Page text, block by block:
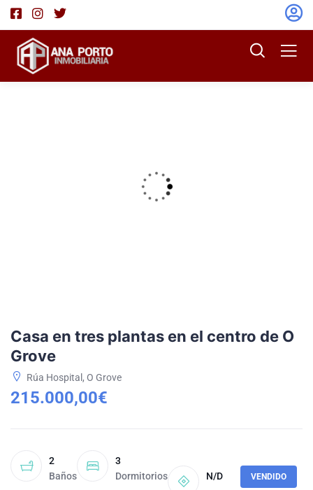
Casa en tres plantas en el centro de O
Grove
Rúa Hospital, O Grove
215.000,00€
2
Baños
3
Dormitorios
N/D VENDIDO